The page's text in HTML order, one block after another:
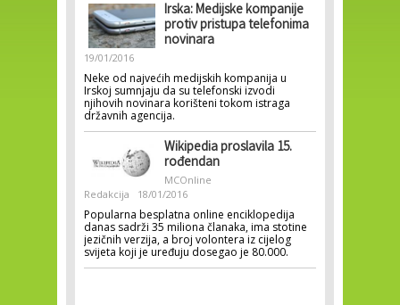
Irska: Medijske kompanije
protiv pristupa telefonima
novinara
19/01/2016
Neke od najvećih medijskih kompanija u
Irskoj sumnjaju da su telefonski izvodi
njihovih novinara korišteni tokom istraga
državnih agencija.
Wikipedia proslavila 15.
rođendan
MCOnline
Redakcija
18/01/2016
Popularna besplatna online enciklopedija
danas sadrži 35 miliona članaka, ima stotine
jezičnih verzija, a broj volontera iz cijelog
svijeta koji je uređuju dosegao je 80.000.
Pages